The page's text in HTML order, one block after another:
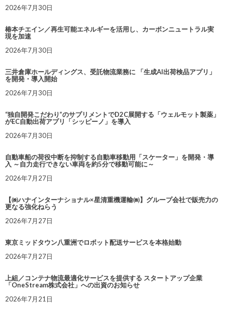
2026年7月30日
椿本チエイン／再生可能エネルギーを活用し、カーボンニュートラル実
現を加速
2026年7月30日
三井倉庫ホールディングス、受託物流業務に 「生成AI出荷検品アプリ」
を開発・導入開始
2026年7月30日
“独自開発こだわり”のサプリメントでD2C展開する「ウェルモット製薬」
がEC自動出荷アプリ「シッピーノ」を導入
2026年7月30日
自動車船の荷役中断を抑制する自動車移動用「スケーター」を開発・導
入 ～自力走行できない車両を約5分で移動可能に～
2026年7月27日
【㈱ハナインターナショナル×星清重機運輸㈱】グループ会社で販売力の
更なる強化ねらう
2026年7月27日
東京ミッドタウン八重洲でロボット配送サービスを本格始動
2026年7月27日
上組／コンテナ物流最適化サービスを提供する スタートアップ企業
「OneStream株式会社」への出資のお知らせ
2026年7月21日